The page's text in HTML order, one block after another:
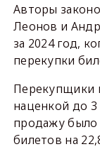
Авторы
Леонов и
за 2024 год,
перекупки
Перекупщики
наценкой до
продажу было
билетов на